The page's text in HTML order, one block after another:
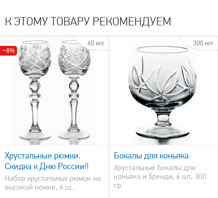
К ЭТОМУ ТОВАРУ РЕКОМЕНДУЕМ
−8%
60 мл
Хрустальные рюмки.
Скидка к Дню России!!
Набор хрустальных рюмок на
высокой ножке, 6 ш...
300 мл
быстрый просмотр
Бокалы для коньяка
Хрустальные бокалы для
коньяка и бренди, 6 шт, 300
гр.